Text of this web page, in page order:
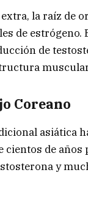
la raíz de
de estrógeno.
de
Coreano
asiática
cientos de años
y